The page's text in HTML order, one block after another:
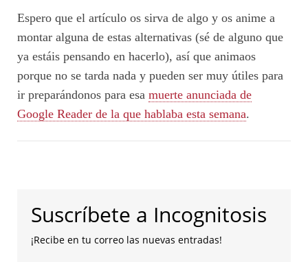
Espero que el artículo os sirva de algo y os anime a
montar alguna de estas alternativas (sé de alguno que
ya estáis pensando en hacerlo), así que animaos
porque no se tarda nada y pueden ser muy útiles para
ir preparándonos para esa muerte anunciada de
Google Reader de la que hablaba esta semana.
Suscríbete a Incognitosis
¡Recibe en tu correo las nuevas entradas!